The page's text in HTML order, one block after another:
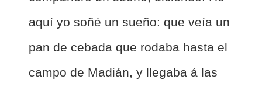
aquí yo soñé un sueño: que veía un
pan de cebada que rodaba hasta el
campo de Madián, y llegaba á las